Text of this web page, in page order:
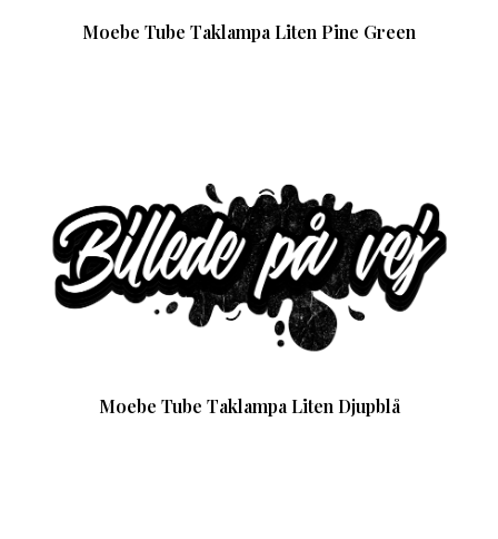
Moebe Tube Taklampa Liten Pine Green
Moebe Tube Taklampa Liten Djupblå